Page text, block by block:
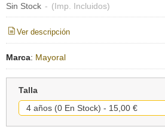
Sin Stock - (Imp. Incluidos)
Ver descripción
Marca: Mayoral
Talla